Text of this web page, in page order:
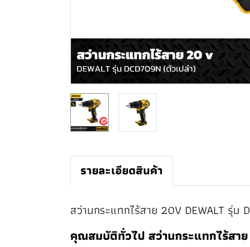
รายละเอียดสินค้า
สว่านกระแทกไร้สาย 20V DEWALT รุ่น
คุณสมบัติทั่วไป สว่านกระแทกไร้สาย